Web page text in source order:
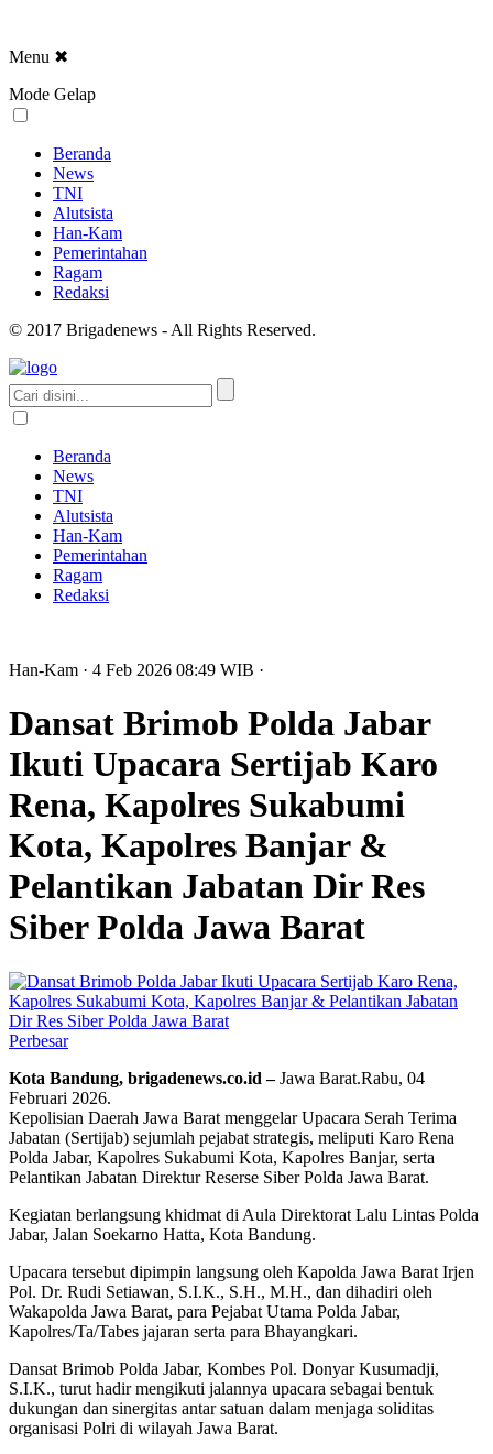
Menu ✖
Mode Gelap
Beranda
News
TNI
Alutsista
Han-Kam
Pemerintahan
Ragam
Redaksi
© 2017 Brigadenews - All Rights Reserved.
Beranda
News
TNI
Alutsista
Han-Kam
Pemerintahan
Ragam
Redaksi
Han-Kam · 4 Feb 2026 08:49 WIB ·
Dansat Brimob Polda Jabar
Ikuti Upacara Sertijab Karo
Rena, Kapolres Sukabumi
Kota, Kapolres Banjar &
Pelantikan Jabatan Dir Res
Siber Polda Jawa Barat
Perbesar
Kota Bandung, brigadenews.co.id –Jawa Barat.Rabu, 04
Februari 2026.
Kepolisian Daerah Jawa Barat menggelar Upacara Serah Terima
Jabatan (Sertijab) sejumlah pejabat strategis, meliputi Karo Rena
Polda Jabar, Kapolres Sukabumi Kota, Kapolres Banjar, serta
Pelantikan Jabatan Direktur Reserse Siber Polda Jawa Barat.
Kegiatan berlangsung khidmat di Aula Direktorat Lalu Lintas Polda
Jabar, Jalan Soekarno Hatta, Kota Bandung.
Upacara tersebut dipimpin langsung oleh Kapolda Jawa Barat Irjen
Pol. Dr. Rudi Setiawan, S.I.K., S.H., M.H., dan dihadiri oleh
Wakapolda Jawa Barat, para Pejabat Utama Polda Jabar,
Kapolres/Ta/Tabes jajaran serta para Bhayangkari.
Dansat Brimob Polda Jabar, Kombes Pol. Donyar Kusumadji,
S.I.K., turut hadir mengikuti jalannya upacara sebagai bentuk
dukungan dan sinergitas antar satuan dalam menjaga soliditas
organisasi Polri di wilayah Jawa Barat.